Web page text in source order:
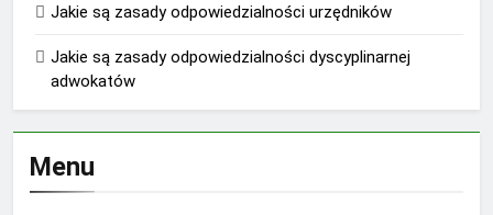
Jakie są zasady odpowiedzialności urzędników
Jakie są zasady odpowiedzialności dyscyplinarnej
adwokatów
Menu